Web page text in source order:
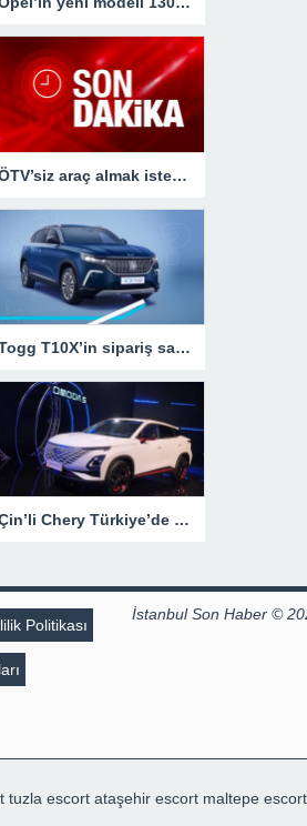
ÖTV’siz araç almak isteyen engellilere ‘yüksek fiyattan satış’ iddiası
Togg T10X’in sipariş sayısı 80 bine ulaştı
Çin’li Chery Türkiye’de satışa çıktı
Politikası
İstanbul Son Haber ©
tuzla escort ataşehir escort maltepe escort